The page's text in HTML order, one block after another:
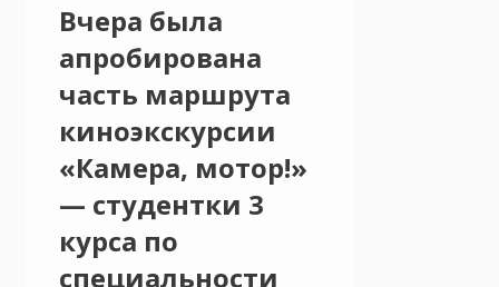
Вчера была
апробирована
часть маршрута
киноэкскурсии
«Камера, мотор!»
— студентки 3
курса по
специальности